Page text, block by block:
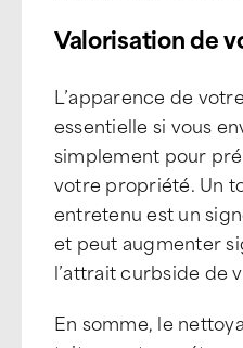
Valorisation de
L’apparence de
essentielle si vous
simplement pour
votre propriété. Un
entretenu est un
et peut augmenter
l’attrait curbside de
En somme, le